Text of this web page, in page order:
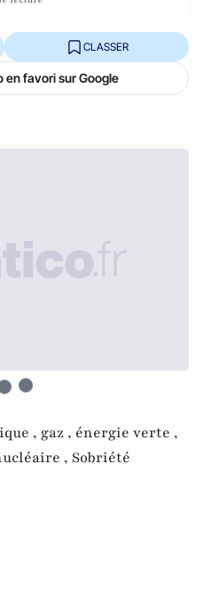
CLASSER
favori sur Google
, gaz , énergie verte ,
, Sobriété